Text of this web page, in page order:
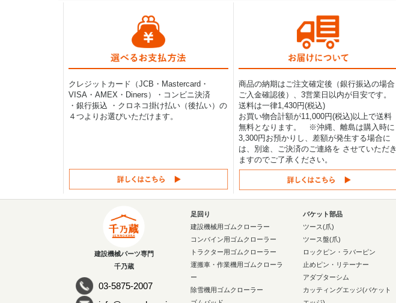
クレジットカード（JCB・Mastercard・
VISA・AMEX・Diners）・コンビニ決済
・銀行振込 ・クロネコ掛け払い（後払い）の
４つよりお選びいただけます。
商品の納期はご注文確定後（銀行振込の場合
ご入金確認後）、3営業日以内が目安です。
送料は一律1,430円(税込)
お買い物合計額が11,000円(税込)以上で送料
無料となります。 ※沖縄、離島は購入時に
3,300円お預かりし、差額が発生する場合に
は、別途、ご決済のご連絡を させていただき
ますのでご了承ください。
建設機械パーツ専門
千乃蔵
03-5875-2007
足回り
建設機械用ゴムクローラー
コンバイン用ゴムクローラー
トラクター用ゴムクローラー
運搬車・作業機用ゴムクローラ
ー
除雪機用ゴムクローラー
バケット部品
ツース(爪)
ツース盤(爪)
ロックピン・ラバーピン
止めピン・リテーナー
アダプターシム
カッティングエッジ(バケット